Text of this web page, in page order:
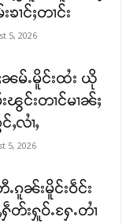
ၶၢင်ႈတၢင်း
5, 2026
ၼမ်ႉမိူင်းထႆး ယို
င်းတၢင်မၢၼ်ႈ
လၢႆႇ
5, 2026
ၵူၼ်းမိူင်းဝဵင်း
တ်းႁူဝ်ႉႁႄႉတၢႆ